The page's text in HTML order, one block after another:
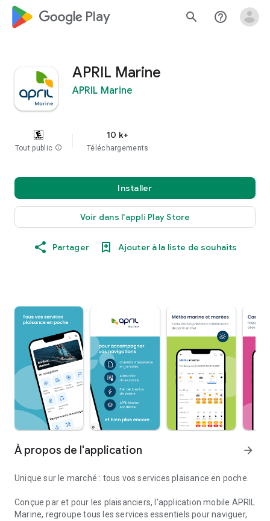
google_logo Play search help_outline
APRIL Marine
APRIL Marine
Tout public info
10 k+
Téléchargements
Installer
Voir dans l'appli Play Store
Partager Ajouter à la liste de souhaits
À propos de l'application arrow_forward
Unique sur le marché : tous vos services plaisance en poche.
Conçue par et pour les plaisanciers, l’application mobile APRIL
Marine, regroupe tous les services essentiels pour naviguer,